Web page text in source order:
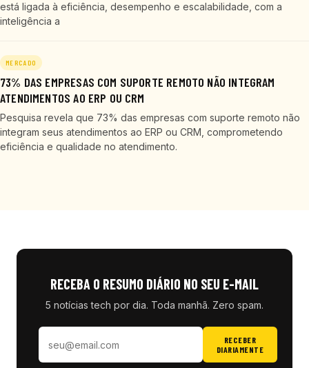
está ligada à eficiência, desempenho e escalabilidade, com a
inteligência a
MERCADO
73% DAS EMPRESAS COM SUPORTE REMOTO NÃO INTEGRAM
ATENDIMENTOS AO ERP OU CRM
Pesquisa revela que 73% das empresas com suporte remoto não
integram seus atendimentos ao ERP ou CRM, comprometendo
eficiência e qualidade no atendimento.
RECEBA O RESUMO DIÁRIO NO SEU E-MAIL
5 notícias tech por dia. Toda manhã. Zero spam.
RECEBER
DIARIAMENTE